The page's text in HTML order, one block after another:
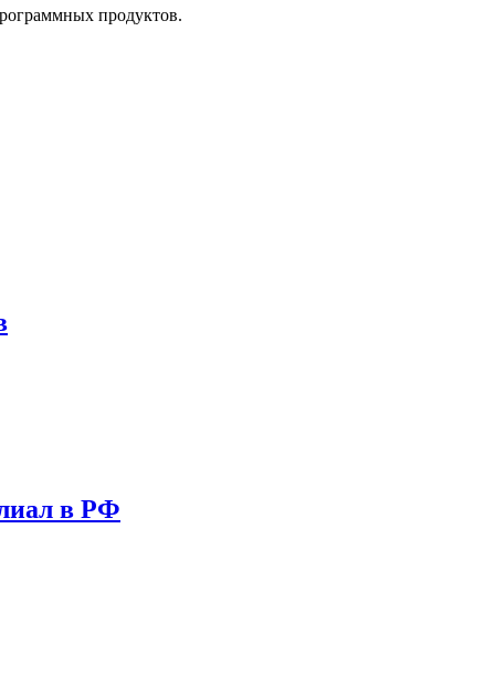
продуктов.
в РФ